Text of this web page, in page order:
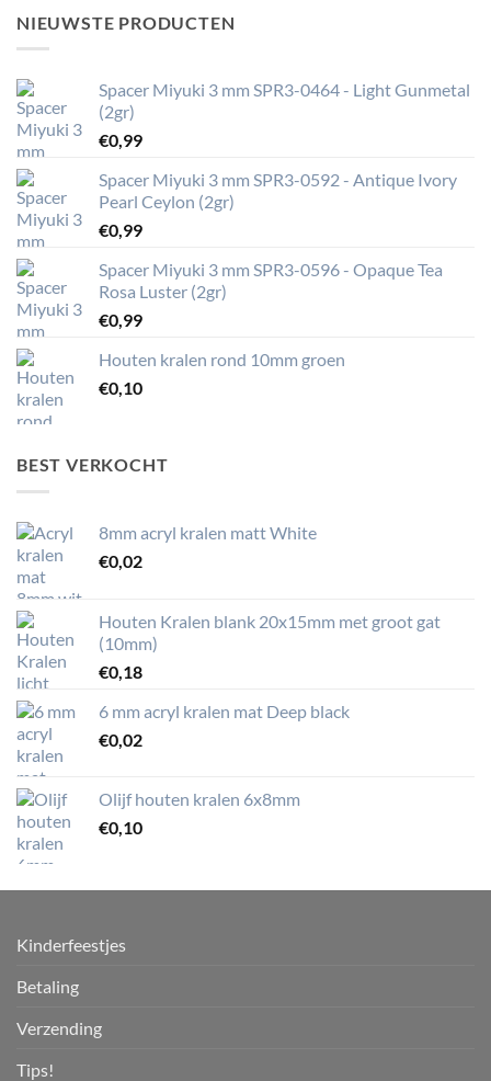
NIEUWSTE PRODUCTEN
Spacer Miyuki 3 mm SPR3-0464 - Light Gunmetal
(2gr)
€0,99
Spacer Miyuki 3 mm SPR3-0592 - Antique Ivory
Pearl Ceylon (2gr)
€0,99
Spacer Miyuki 3 mm SPR3-0596 - Opaque Tea
Rosa Luster (2gr)
€0,99
Houten kralen rond 10mm groen
€0,10
BEST VERKOCHT
8mm acryl kralen matt White
€0,02
Houten Kralen blank 20x15mm met groot gat
(10mm)
€0,18
6 mm acryl kralen mat Deep black
€0,02
Olijf houten kralen 6x8mm
€0,10
Kinderfeestjes
Betaling
Verzending
Tips!